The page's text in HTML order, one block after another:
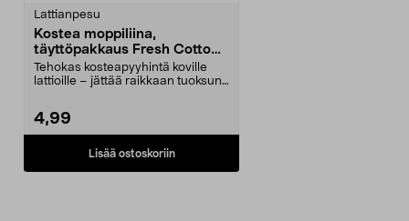
Lattianpesu
Kostea moppiliina,
täyttöpakkaus Fresh Cotton,
15 kpl
Tehokas kosteapyyhintä koville
lattioille – jättää raikkaan tuoksun.
4,99
Lisää ostoskoriin